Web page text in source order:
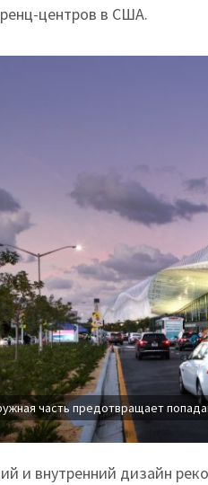
центров в США.
часть предотвращает
и внутренний дизайн